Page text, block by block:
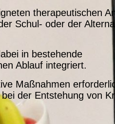
therapeutischen
Schul- oder der
in bestehende
Ablauf integriert.
Maßnahmen
der Entstehung von